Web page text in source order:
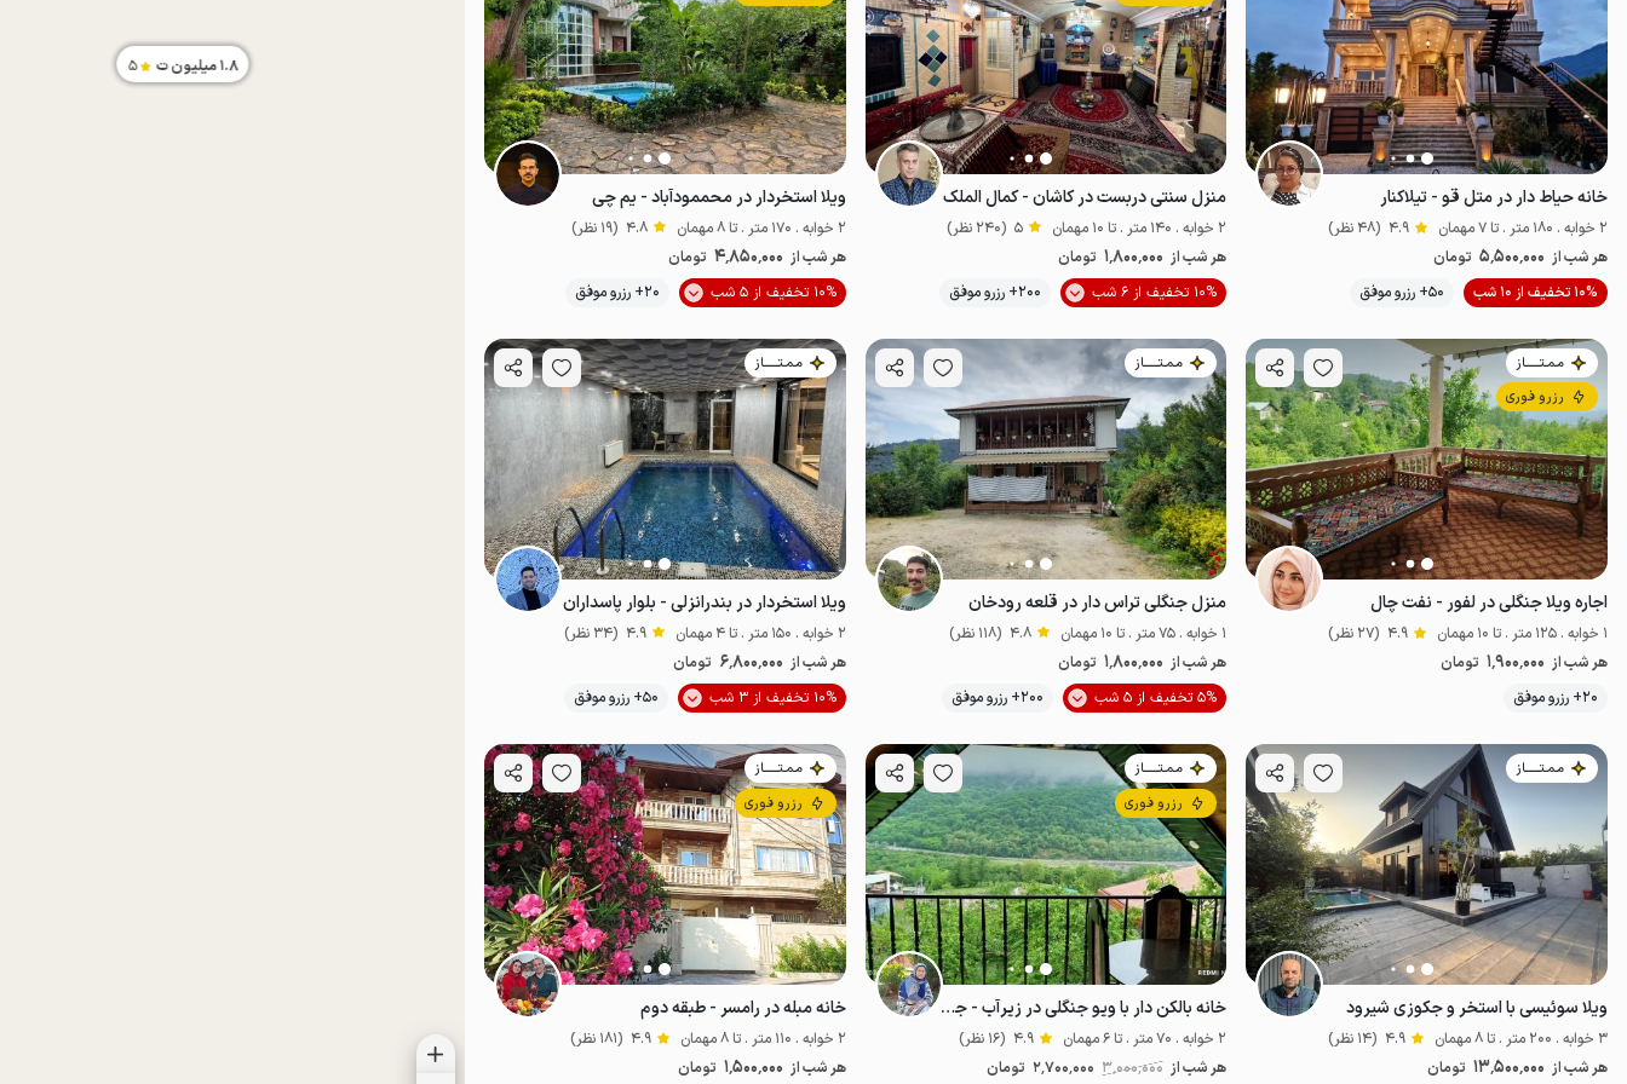
1.8میلیون ت 5
خانه حیاط دار در متل قو - تیلاکنار
2 خوابه . 180 متر . تا 7 مهمان 4.9 (48 نظر)
هر شب از 5٬500٬000 تومان
10% تخفیف از 10 شب
50+ رزرو موفق خوش غذا موقعیت در نقشه
منزل سنتی دربست در کاشان - کمال الملک
2 خوابه . 140 متر . تا 10 مهمان 5 (240 نظر)
هر شب از 1٬800٬000 تومان
10% تخفیف از 6 شب
200+ رزرو موفق خاص
ویلا استخردار در محممودآباد - یم چی
2 خوابه . 170 متر . تا 8 مهمان 4.8 (19 نظر)
هر شب از 4٬850٬000 تومان
10% تخفیف از 5 شب
20+ رزرو موفق
مـمـتــــــاز
رزرو فوری
اجاره ویلا جنگلی در لفور - نفت چال
1 خوابه . 125 متر . تا 10 مهمان 4.9 (27 نظر)
هر شب از 1٬900٬000 تومان
20+ رزرو موفق
خوش منظره موقعیت در نقشه
مـمـتــــــاز
منزل جنگلی تراس دار در قلعه رودخان
1 خوابه . 75 متر . تا 10 مهمان 4.8 (118 نظر)
هر شب از 1٬800٬000 تومان
5% تخفیف از 5 شب
200+ رزرو موفق موقعیت در نقشه
مـمـتــــــاز
ویلا استخردار در بندرانزلی - بلوار پاسداران
2 خوابه . 150 متر . تا 4 مهمان 4.9 (34 نظر)
هر شب از 6٬800٬000 تومان
10% تخفیف از 3 شب
50+ رزرو موفق
مـمـتــــــاز
ویلا سوئیسی با استخر و جکوزی شیرود
3 خوابه . 200 متر . تا 8 مهمان 4.9 (14 نظر)
هر شب از 13٬500٬000 تومان
مـمـتــــــاز
رزرو فوری
خانه بالکن دار با ویو جنگلی در زیرآب - جوارم
2 خوابه . 70 متر . تا 6 مهمان 4.9 (16 نظر)
هر شب از 3٬000٬000 2٬700٬000 تومان
مـمـتــــــاز
رزرو فوری
خانه مبله در رامسر - طبقه دوم
2 خوابه . 110 متر . تا 8 مهمان 4.9 (181 نظر)
هر شب از 1٬500٬000 تومان